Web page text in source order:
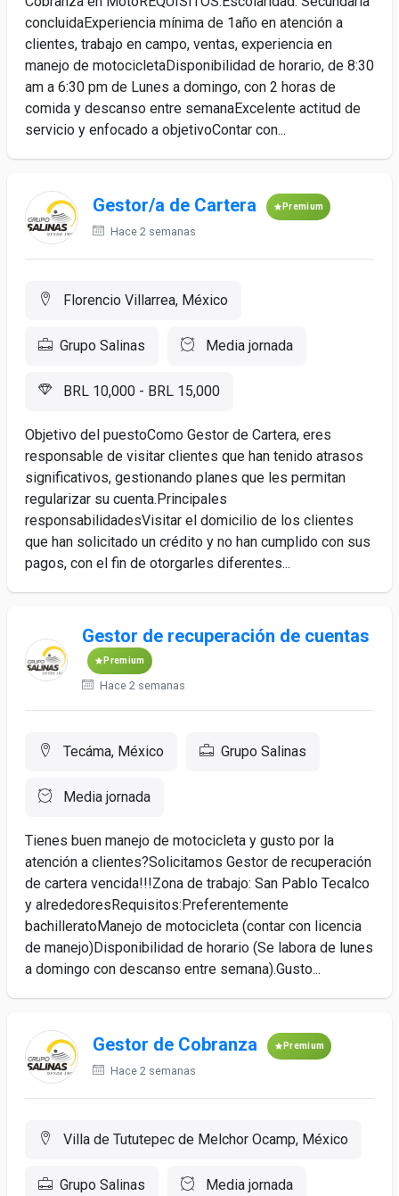
concluidaExperiencia mínima de 1año en atención a
clientes, trabajo en campo, ventas, experiencia en
manejo de motocicletaDisponibilidad de horario, de 8:30
am a 6:30 pm de Lunes a domingo, con 2 horas de
comida y descanso entre semanaExcelente actitud de
servicio y enfocado a objetivoContar con...
Gestor/a de Cartera Premium
Hace 2 semanas
Florencio Villarrea, México
Grupo Salinas Media jornada
BRL 10,000 - BRL 15,000
Objetivo del puestoComo Gestor de Cartera, eres
responsable de visitar clientes que han tenido atrasos
significativos, gestionando planes que les permitan
regularizar su cuenta.Principales
responsabilidadesVisitar el domicilio de los clientes
que han solicitado un crédito y no han cumplido con sus
pagos, con el fin de otorgarles diferentes...
Gestor de recuperación de cuentas
Premium
Hace 2 semanas
Tecáma, México Grupo Salinas
Media jornada
Tienes buen manejo de motocicleta y gusto por la
atención a clientes?Solicitamos Gestor de recuperación
de cartera vencida!!!Zona de trabajo: San Pablo Tecalco
y alrededoresRequisitos:Preferentemente
bachilleratoManejo de motocicleta (contar con licencia
de manejo)Disponibilidad de horario (Se labora de lunes
a domingo con descanso entre semana).Gusto...
Gestor de Cobranza Premium
Hace 2 semanas
Villa de Tututepec de Melchor Ocamp, México
Grupo Salinas Media jornada